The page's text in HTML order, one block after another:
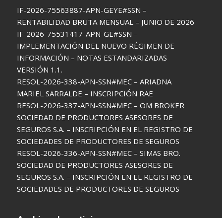
IF-2026-75563887-APN-GEYE#SSN –
RENTABILIDAD BRUTA MENSUAL – JUNIO DE 2026
IF-2026-75531417-APN-GE#SSN –
IMPLEMENTACIÓN DEL NUEVO RÉGIMEN DE
INFORMACIÓN – NOTAS ESTANDARIZADAS
VERSIÓN 1.1.
RESOL-2026-338-APN-SSN#MEC – ARIADNA
MARIEL SARRALDE – INSCRIPCIÓN RAE
RESOL-2026-337-APN-SSN#MEC – OM BROKER
SOCIEDAD DE PRODUCTORES ASESORES DE
SEGUROS S.A. – INSCRIPCIÓN EN EL REGISTRO DE
SOCIEDADES DE PRODUCTORES DE SEGUROS
RESOL-2026-336-APN-SSN#MEC – SIMAS BRO.
SOCIEDAD DE PRODUCTORES ASESORES DE
SEGUROS S.A. – INSCRIPCIÓN EN EL REGISTRO DE
SOCIEDADES DE PRODUCTORES DE SEGUROS